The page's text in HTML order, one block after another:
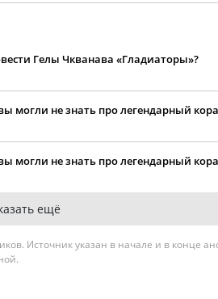
Гелы Чкванава «Гладиаторы»?
могли не знать про легендарный
могли не знать про легендарный
ещё
Источник указан в начале и в конце